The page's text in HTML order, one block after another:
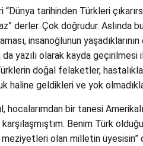
“Dünya tarihinden Türkleri
derler. Çok doğrudur. Aslında
insanoğlunun
yazılı olarak kayda geçirilmesi
doğal felaketler,
haline geldikleri ve yok
hocalarımdan bir tanesi
Benim Türk
olan milletin üyesisin”